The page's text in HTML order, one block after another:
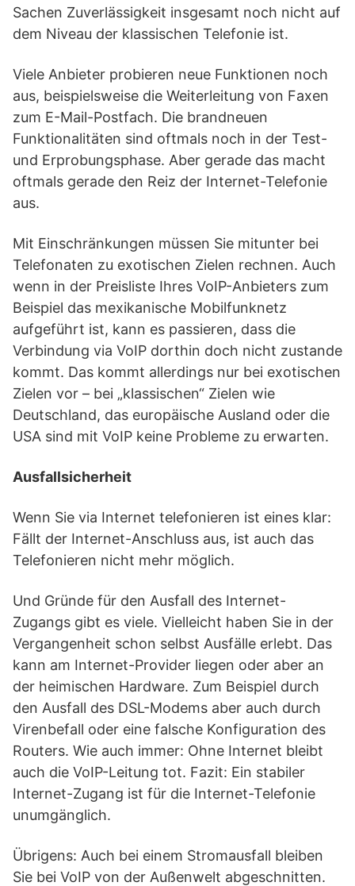
Sachen Zuverlässigkeit insgesamt noch nicht auf
dem Niveau der klassischen Telefonie ist.
Viele Anbieter probieren neue Funktionen noch
aus, beispielsweise die Weiterleitung von Faxen
zum E-Mail-Postfach. Die brandneuen
Funktionalitäten sind oftmals noch in der Test-
und Erprobungsphase. Aber gerade das macht
oftmals gerade den Reiz der Internet-Telefonie
aus.
Mit Einschränkungen müssen Sie mitunter bei
Telefonaten zu exotischen Zielen rechnen. Auch
wenn in der Preisliste Ihres VoIP-Anbieters zum
Beispiel das mexikanische Mobilfunknetz
aufgeführt ist, kann es passieren, dass die
Verbindung via VoIP dorthin doch nicht zustande
kommt. Das kommt allerdings nur bei exotischen
Zielen vor – bei „klassischen“ Zielen wie
Deutschland, das europäische Ausland oder die
USA sind mit VoIP keine Probleme zu erwarten.
Ausfallsicherheit
Wenn Sie via Internet telefonieren ist eines klar:
Fällt der Internet-Anschluss aus, ist auch das
Telefonieren nicht mehr möglich.
Und Gründe für den Ausfall des Internet-
Zugangs gibt es viele. Vielleicht haben Sie in der
Vergangenheit schon selbst Ausfälle erlebt. Das
kann am Internet-Provider liegen oder aber an
der heimischen Hardware. Zum Beispiel durch
den Ausfall des DSL-Modems aber auch durch
Virenbefall oder eine falsche Konfiguration des
Routers. Wie auch immer: Ohne Internet bleibt
auch die VoIP-Leitung tot. Fazit: Ein stabiler
Internet-Zugang ist für die Internet-Telefonie
unumgänglich.
Übrigens: Auch bei einem Stromausfall bleiben
Sie bei VoIP von der Außenwelt abgeschnitten.